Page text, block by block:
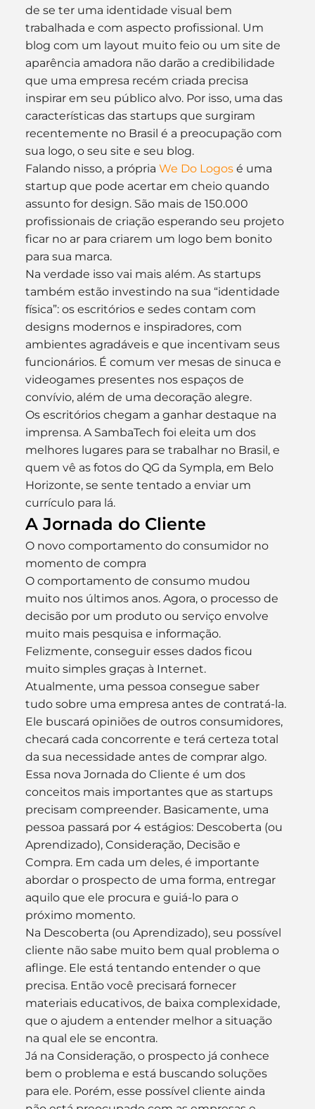
de se ter uma identidade visual bem
trabalhada e com aspecto profissional. Um
blog com um layout muito feio ou um site de
aparência amadora não darão a credibilidade
que uma empresa recém criada precisa
inspirar em seu público alvo. Por isso, uma das
características das startups que surgiram
recentemente no Brasil é a preocupação com
sua logo, o seu site e seu blog.
Falando nisso, a própria We Do Logos é uma
startup que pode acertar em cheio quando
assunto for design. São mais de 150.000
profissionais de criação esperando seu projeto
ficar no ar para criarem um logo bem bonito
para sua marca.
Na verdade isso vai mais além. As startups
também estão investindo na sua “identidade
física”: os escritórios e sedes contam com
designs modernos e inspiradores, com
ambientes agradáveis e que incentivam seus
funcionários. É comum ver mesas de sinuca e
videogames presentes nos espaços de
convívio, além de uma decoração alegre.
Os escritórios chegam a ganhar destaque na
imprensa. A SambaTech foi eleita um dos
melhores lugares para se trabalhar no Brasil, e
quem vê as fotos do QG da Sympla, em Belo
Horizonte, se sente tentado a enviar um
currículo para lá.
A Jornada do Cliente
O novo comportamento do consumidor no
momento de compra
O comportamento de consumo mudou
muito nos últimos anos. Agora, o processo de
decisão por um produto ou serviço envolve
muito mais pesquisa e informação.
Felizmente, conseguir esses dados ficou
muito simples graças à Internet.
Atualmente, uma pessoa consegue saber
tudo sobre uma empresa antes de contratá-la.
Ele buscará opiniões de outros consumidores,
checará cada concorrente e terá certeza total
da sua necessidade antes de comprar algo.
Essa nova Jornada do Cliente é um dos
conceitos mais importantes que as startups
precisam compreender. Basicamente, uma
pessoa passará por 4 estágios: Descoberta (ou
Aprendizado), Consideração, Decisão e
Compra. Em cada um deles, é importante
abordar o prospecto de uma forma, entregar
aquilo que ele procura e guiá-lo para o
próximo momento.
Na Descoberta (ou Aprendizado), seu possível
cliente não sabe muito bem qual problema o
aflinge. Ele está tentando entender o que
precisa. Então você precisará fornecer
materiais educativos, de baixa complexidade,
que o ajudem a entender melhor a situação
na qual ele se encontra.
Já na Consideração, o prospecto já conhece
bem o problema e está buscando soluções
para ele. Porém, esse possível cliente ainda